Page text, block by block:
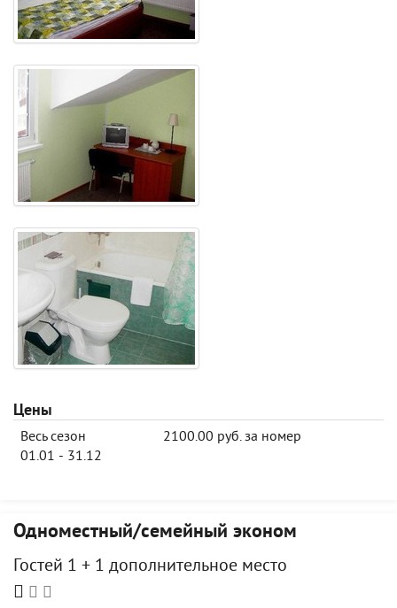
Цены
Весь сезон
01.01 - 31.12
2100.00 руб. за номер
Одноместный/семейный эконом
Гостей 1 + 1 дополнительное место